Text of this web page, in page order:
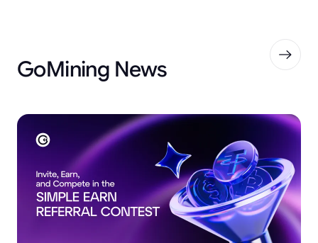
GoMining News